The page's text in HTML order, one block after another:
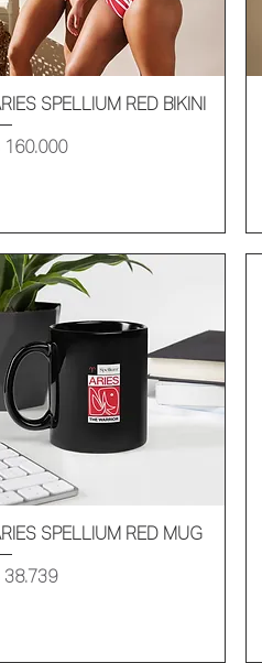
Vista rápida
SPELLIUM RED BIKINI
160.000
Vista rápida
SPELLIUM RED MUG
38.739